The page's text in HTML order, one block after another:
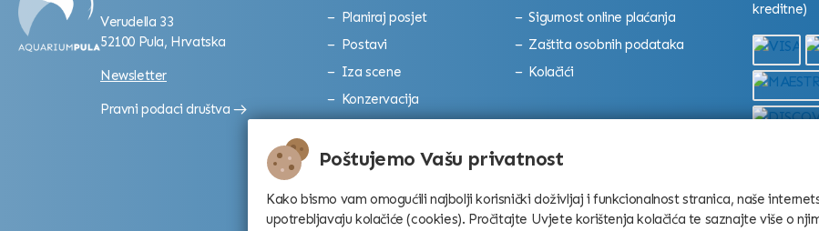
Poštujemo Vašu privatnost
Kako bismo vam omogućili najbolji korisnički doživljaj i funkcionalnost stranica, naše
upotrebljavaju kolačiće (cookies). Pročitajte Uvjete korištenja kolačića te saznajte više o
Verudella 33
52100 Pula, Hrvatska
Newsletter
Pravni podaci društva
Planiraj posjet
Postavi
Iza scene
Konzervacija
Izložba Gallerion
Sigurnost online plaćanja
Zaštita osobnih podataka
Kolačići
kreditne)